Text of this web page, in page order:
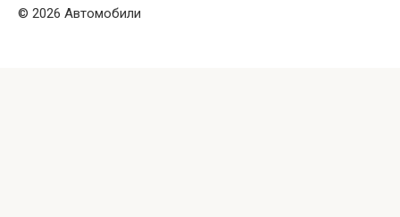
© 2026 Автомобили